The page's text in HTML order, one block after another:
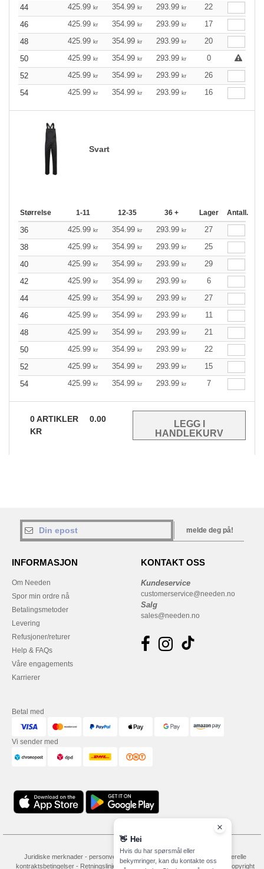
44
425.99 kr 354.99 kr 293.99 kr
22
46
425.99 kr 354.99 kr 293.99 kr
17
48
425.99 kr 354.99 kr 293.99 kr
20
50
425.99 kr 354.99 kr 293.99 kr
0
52
425.99 kr 354.99 kr 293.99 kr
26
54
425.99 kr 354.99 kr 293.99 kr 16
Svart
Størrelse 1-11 12-35 36 + Lager Antall.
36 425.99 kr 354.99 kr 293.99 kr
27
38
425.99 kr 354.99 kr 293.99 kr
25
40
425.99 kr 354.99 kr 293.99 kr
29
42
425.99 kr 354.99 kr 293.99 kr
6
44
425.99 kr 354.99 kr 293.99 kr
27
46
425.99 kr 354.99 kr 293.99 kr
11
48
425.99 kr 354.99 kr 293.99 kr
21
50
425.99 kr 354.99 kr 293.99 kr
22
52
425.99 kr 354.99 kr 293.99 kr
15
54
425.99 kr 354.99 kr 293.99 kr 7
0ARTIKLER
0.00
KR
melde deg på!
INFORMASJON
Om Needen
Spor min ordre nå
Betalingsmetoder
Levering
Refusjoner/returer
Help & FAQs
Våre engagements
Karrierer
KONTAKT OSS
Kundeservice
customerservice@needen.no
Salg
sales@needen.no
Betal med
Vi sender med
Juridiske merknader- personvernerklæring
Generelle
kontraktsbetingelser- Retningslinjer for informasjonskapsler Site Map Copyright
👋 Hei
Hvis du har spørsmål eller
bekymringer, kan du kontakte oss